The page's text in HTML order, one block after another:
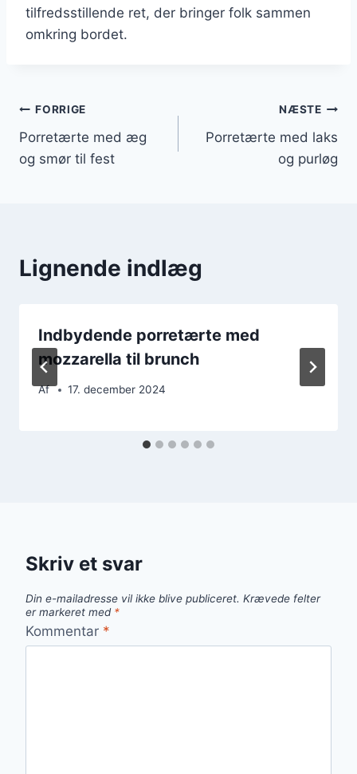
tilfredsstillende ret, der bringer folk sammen
omkring bordet.
Indlægsnavigation
FORRIGE
Porretærte med æg
og smør til fest
NÆSTE
Porretærte med laks
og purløg
Lignende indlæg
Indbydende porretærte med
mozzarella til brunch
Af 17. december 2024
Skriv et svar
Din e-mailadresse vil ikke blive publiceret. Krævede felter
er markeret med *
Kommentar *